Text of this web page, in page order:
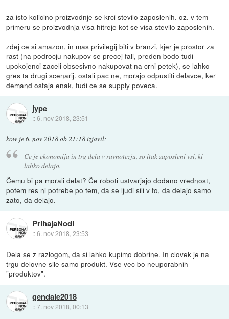
za isto kolicino proizvodnje se krci stevilo zaposlenih. oz. v tem
primeru se proizvodnja visa hitreje kot se visa stevilo zaposlenih.
zdej ce si amazon, in mas privilegij biti v branzi, kjer je prostor za
rast (na podrocju nakupov se precej fali, preden bodo tudi
upokojenci zaceli obsesivno nakupovat na crni petek), se lahko
gres ta drugi scenarij. ostali pac ne, morajo odpustiti delavce, ker
demand ostaja enak, tudi ce se supply poveca.
jype
::6. nov 2018, 23:51
kow je6. nov 2018 ob 21:18izjavil:
Ce je ekonomija in trg dela v ravnotezju, so itak zaposleni vsi, ki
lahko delajo.
Čemu bi pa morali delat? Če roboti ustvarjajo dodano vrednost,
potem res ni potrebe po tem, da se ljudi sili v to, da delajo samo
zato, da delajo.
PrihajaNodi
::6. nov 2018, 23:53
Dela se z razlogom, da si lahko kupimo dobrine. In clovek je na
trgu delovne sile samo produkt. Vse vec bo neuporabnih
"produktov".
gendale2018
::7. nov 2018, 00:13